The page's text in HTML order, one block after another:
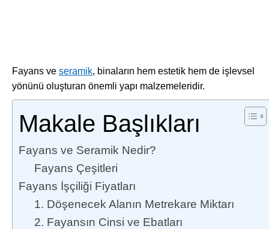
Fayans ve seramik, binaların hem estetik hem de işlevsel
yönünü oluşturan önemli yapı malzemeleridir.
Makale Başlıkları
Fayans ve Seramik Nedir?
Fayans Çeşitleri
Fayans İşçiliği Fiyatları
1. Döşenecek Alanın Metrekare Miktarı
2. Fayansın Cinsi ve Ebatları